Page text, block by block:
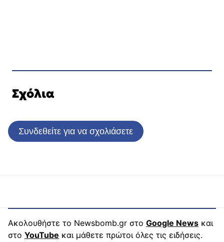
Σχόλια
Συνδεθείτε για να σχολιάσετε
Ακολουθήστε το Newsbomb.gr στο Google News και
στο YouTube και μάθετε πρώτοι όλες τις ειδήσεις.